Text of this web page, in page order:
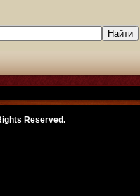
Reserved.